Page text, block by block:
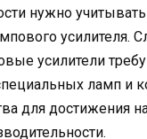
нужно
усилителя.
усилители
ламп и
для достижения